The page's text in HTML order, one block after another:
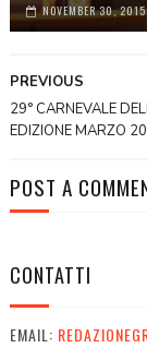
NOVEMBER 30, 2015
PREVIOUS
29° CARNEVALE
EDIZIONE MARZO
POST A
CONTATTI
EMAIL: